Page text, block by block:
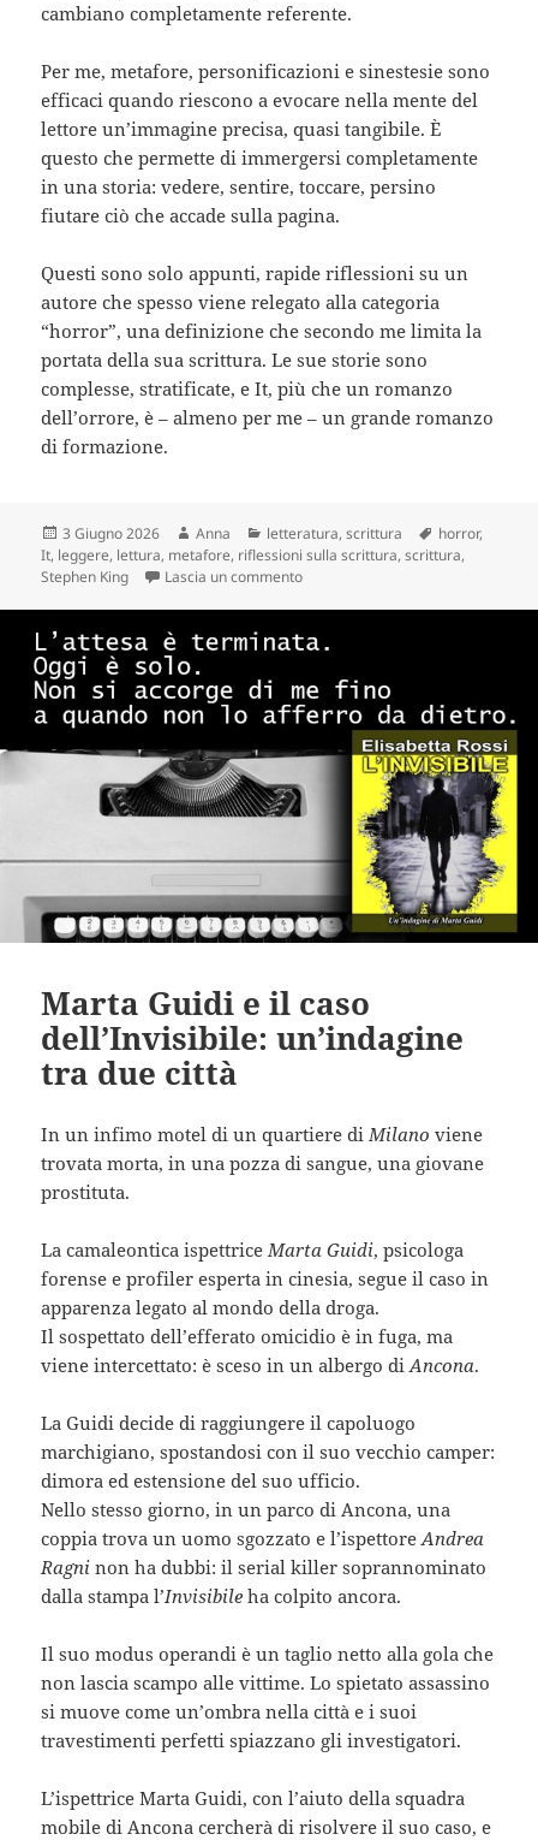
cambiano completamente referente.
Per me, metafore, personificazioni e sinestesie sono
efficaci quando riescono a evocare nella mente del
lettore un’immagine precisa, quasi tangibile. È
questo che permette di immergersi completamente
in una storia: vedere, sentire, toccare, persino
fiutare ciò che accade sulla pagina.
Questi sono solo appunti, rapide riflessioni su un
autore che spesso viene relegato alla categoria
“horror”, una definizione che secondo me limita la
portata della sua scrittura. Le sue storie sono
complesse, stratificate, e It, più che un romanzo
dell’orrore, è – almeno per me – un grande romanzo
di formazione.
Scritto
il
3 Giugno 2026 Autore
Anna Categorie
letteratura,scrittura Tag
horror,
It, leggere, lettura, metafore, riflessioni sulla scrittura,scrittura,
Stephen King
Lascia un commentosu Stephen King: riflessioni su “It”
Marta Guidi e il caso
dell’Invisibile: un’indagine
tra due città
In un infimo motel di un quartiere diMilanoviene
trovata morta, in una pozza di sangue, una giovane
prostituta.
La camaleontica ispettriceMarta Guidi, psicologa
forense e profiler esperta in cinesia, segue il caso in
apparenza legato al mondo della droga.
Il sospettato dell’efferato omicidio è in fuga, ma
viene intercettato: è sceso in un albergo diAncona.
La Guidi decide di raggiungere il capoluogo
marchigiano, spostandosi con il suo vecchio camper:
dimora ed estensione del suo ufficio.
Nello stesso giorno, in un parco di Ancona, una
coppia trova un uomo sgozzato e l’ispettoreAndrea
Ragninon ha dubbi: il serial killer soprannominato
dalla stampa l’Invisibile ha colpito ancora.
Il suo modus operandi è un taglio netto alla gola che
non lascia scampo alle vittime. Lo spietato assassino
si muove come un’ombra nella città e i suoi
travestimenti perfetti spiazzano gli investigatori.
L’ispettrice Marta Guidi, con l’aiuto della squadra
mobile di Ancona cercherà di risolvere il suo caso, e